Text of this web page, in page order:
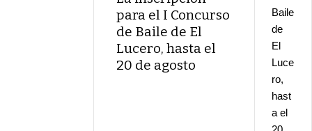
para el I Concurso
de Baile de El
Lucero, hasta el
20 de agosto
Baile
de
El
Luce
ro,
hast
a el